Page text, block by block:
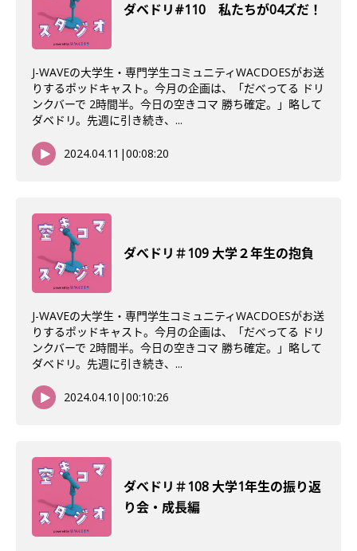
ダベドリ#110 私たちが04ズだ！
J-WAVEの大学生・専門学生コミュニティWACDOESがお送
りするポッドキャスト。今月の企画は、「だべってる ドリ
ンクバーで 2時間半。今日の空きコマ 勝ち確定。」略して
ダベドリ。先週に引き続き、...
2024.04.11 |00:08:20
ダべドリ＃109 大学２年生の抱負
J-WAVEの大学生・専門学生コミュニティWACDOESがお送
りするポッドキャスト。今月の企画は、「だべってる ドリ
ンクバーで 2時間半。今日の空きコマ 勝ち確定。」略して
ダベドリ。先週に引き続き、...
2024.04.10 |00:10:26
ダべドリ＃108 大学1年生の振り返
り会・成長編